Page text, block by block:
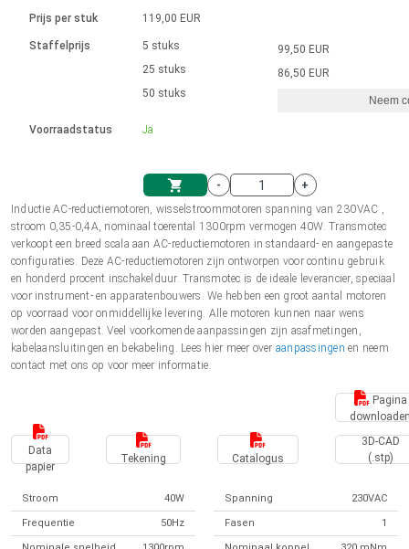
Eenheidssysteem
Winkelwagen
Solenoïden
driver
Ø 28-42| 1-1400 rpm | <= 290Ncm
Borstelloze DC-motordrivers
Borstel DC-motordrivers DPWM-
Stappenmotor drivers
Synchroon-asynchroon | voor 1-4 aandrijvingen
Besturingskasten
Synchroon-asynchroon | voor 1-4 aandrijvingen
Français (EUR)
Polski (EUR)
Norsk (NOK)
Suomi (EUR)
Svenska (SEK)
Prijs per stuk
Staffelprijs
Voorraadstatus
119,00 EUR
5 stuks
25 stuks
50 stuks
Ja
99,50 EUR
86,50 EUR
Neem
-
+
Inductie AC-reductiemotoren, wisselstroommotoren spanning van 230VAC ,
stroom 0,35-0,4A, nominaal toerental 1300rpm vermogen 40W. Transmotec
verkoopt een breed scala aan AC-reductiemotoren in standaard- en aangepaste
configuraties. Deze AC-reductiemotoren zijn ontworpen voor continu gebruik
en honderd procent inschakelduur. Transmotec is de ideale leverancier, speciaal
voor instrument- en apparatenbouwers. We hebben een groot aantal motoren
op voorraad voor onmiddellijke levering. Alle motoren kunnen naar wens
worden aangepast. Veel voorkomende aanpassingen zijn asafmetingen,
kabelaansluitingen en bekabeling. Lees hier meer over aanpassingenen neem
contact met ons op voor meer informatie.
Pagina
Data
papier
Tekening Catalogus
3D-CAD
(.stp)
Stroom 40W Spanning 230VAC
Frequentie 50Hz Fasen 1